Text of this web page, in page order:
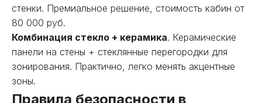
стенки. Премиальное решение, стоимость кабин от
80 000 руб.
Комбинация стекло + керамика. Керамические
панели на стены + стеклянные перегородки для
зонирования. Практично, легко менять акцентные
зоны.
Правила безопасности в